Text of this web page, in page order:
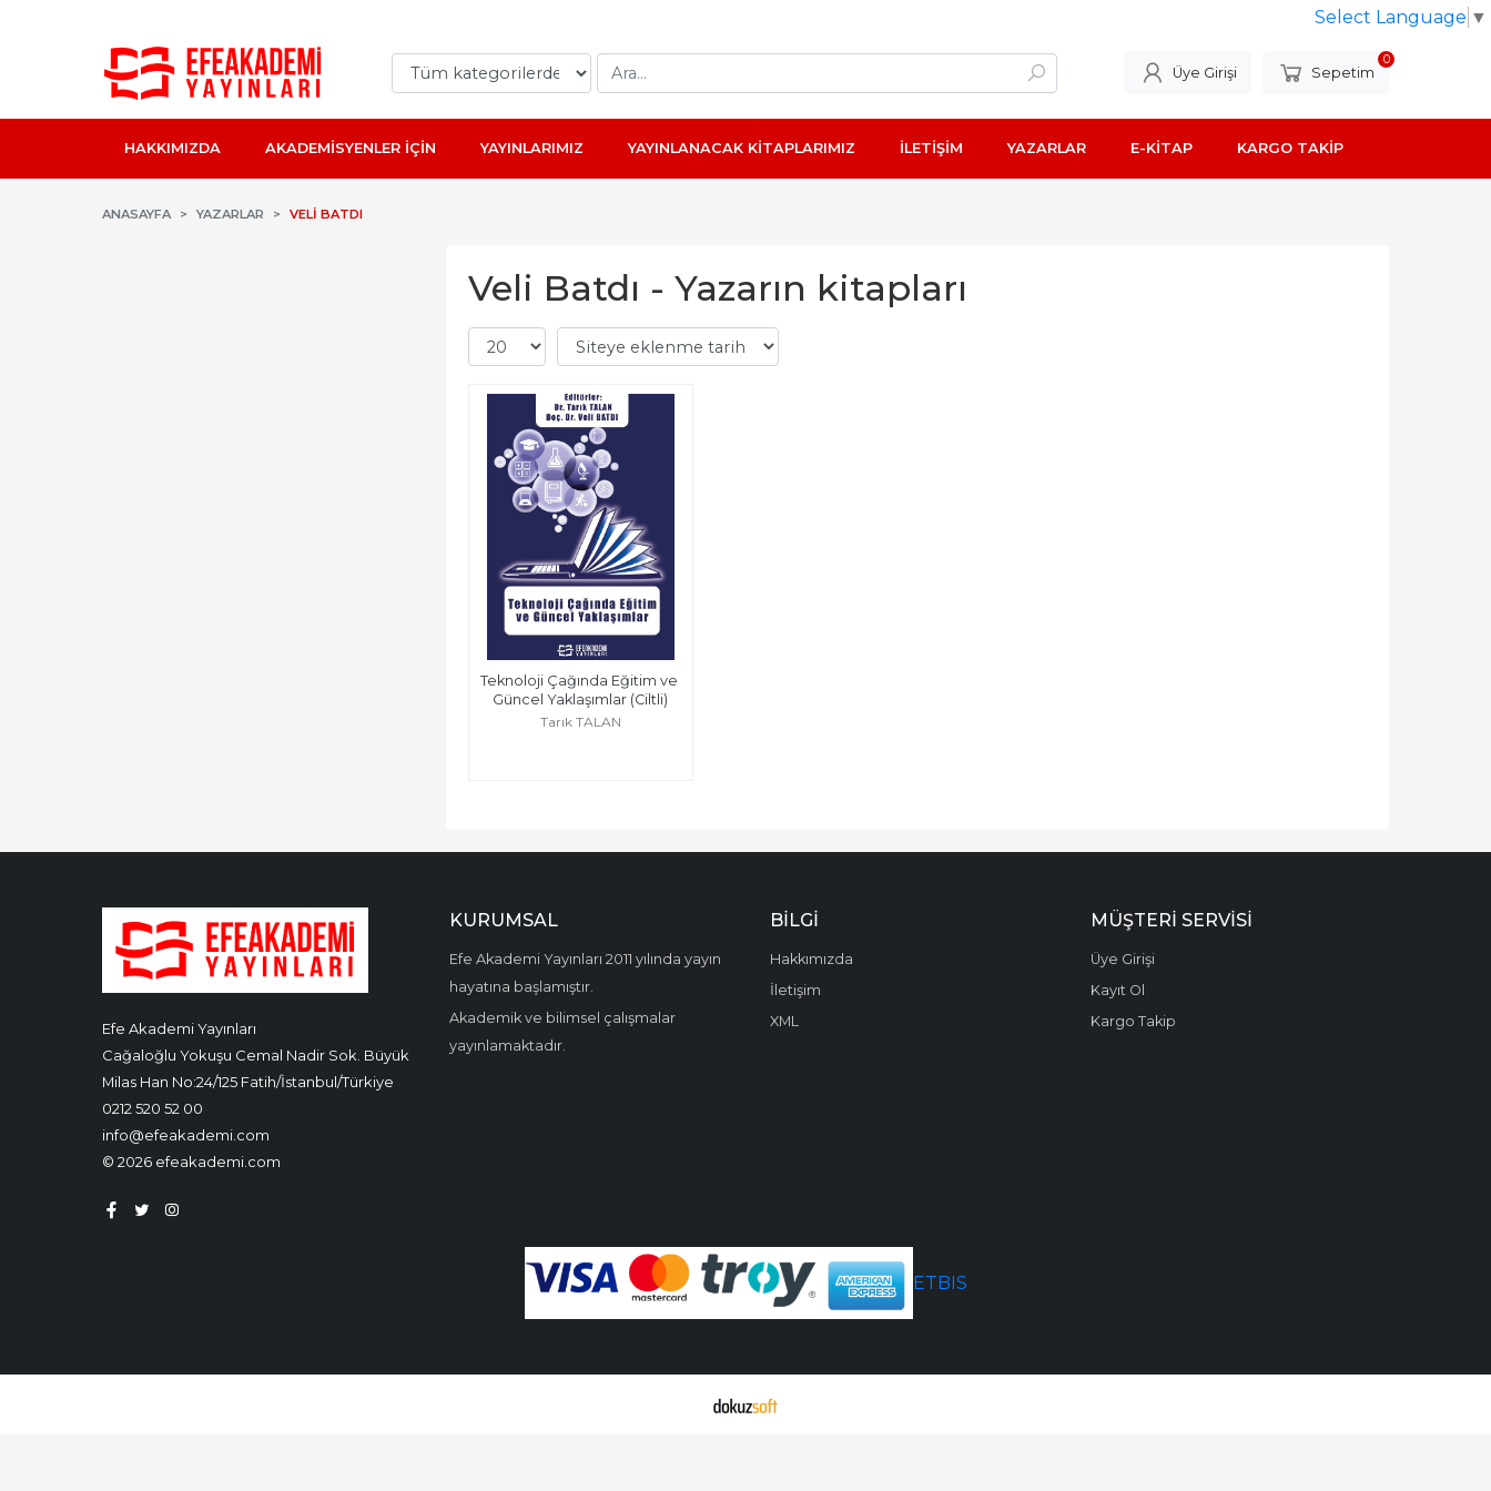
Üye Girişi Sepetim
0
HAKKIMIZDA AKADEMİSYENLER İÇİN YAYINLARIMIZ YAYINLANACAK KİTAPLARIMIZ İLETİŞİM YAZARLAR E-KİTAP KARGO TAKİP
ANASAYFA YAZARLAR VELI BATDI
Veli Batdı - Yazarın kitapları
Teknoloji Çağında Eğitim ve
Güncel Yaklaşımlar (Ciltli)
Tarık TALAN
Efe Akademi Yayınları
Cağaloğlu Yokuşu Cemal Nadir Sok. Büyük
Milas Han No:24/125 Fatih/İstanbul/Türkiye
0212 520 52 00
info@efeakademi.com
© 2026 efeakademi.com
KURUMSAL
Efe Akademi Yayınları 2011 yılında yayın
hayatına başlamıştır.
Akademik ve bilimsel çalışmalar
yayınlamaktadır.
BILGI
Hakkımızda
İletişim
XML
MÜŞTERI SERVISI
Üye Girişi
Kayıt Ol
Kargo Takip
ETBIS
Select Language ▼